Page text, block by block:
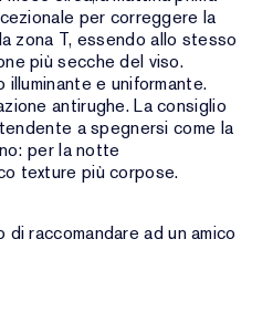
per correggere la
zona T, essendo allo stesso
più secche del viso.
e uniformante.
antirughe. La consiglio
a spegnersi come la
per la notte
texture più corpose.
di raccomandare ad un amico